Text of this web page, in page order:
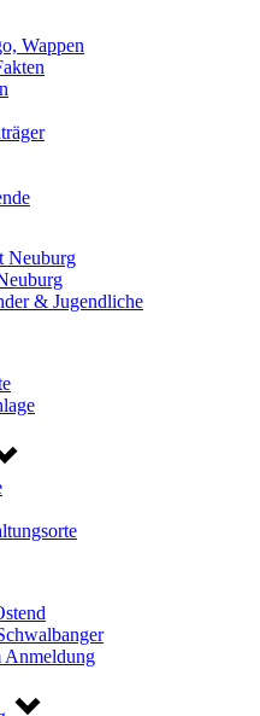
Wappen
Neuburg
& Jugendliche
Anmeldung